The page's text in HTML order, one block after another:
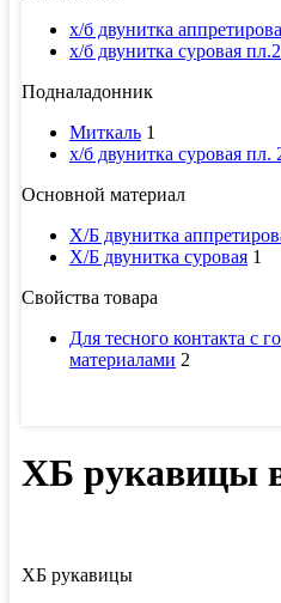
х/б двунитка
х/б двунитка суровая
Подналадонник
Миткаль 1
х/б двунитка суровая пл.
Основной материал
Х/Б двунитка
Х/Б двунитка суровая 1
Свойства товара
Для тесного контакта с
материалами 2
ХБ рукавицы
ХБ рукавицы